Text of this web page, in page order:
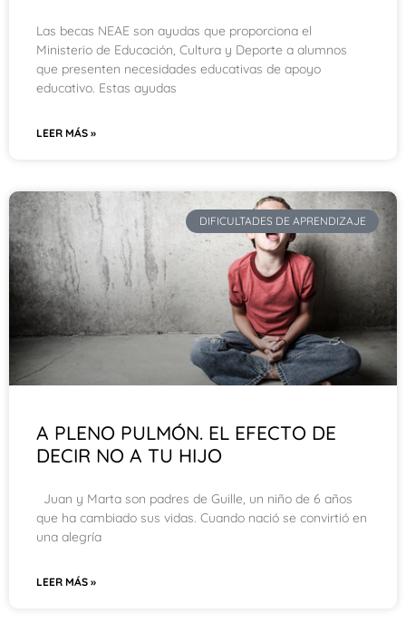
Las becas NEAE son ayudas que proporciona el
Ministerio de Educación, Cultura y Deporte a alumnos
que presenten necesidades educativas de apoyo
educativo. Estas ayudas
LEER MÁS »
DIFICULTADES DE APRENDIZAJE
A PLENO PULMÓN. EL EFECTO DE
DECIR NO A TU HIJO
Juan y Marta son padres de Guille, un niño de 6 años
que ha cambiado sus vidas. Cuando nació se convirtió en
una alegría
LEER MÁS »